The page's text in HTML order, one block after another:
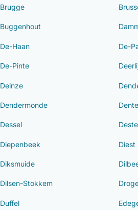
Brugge
Buggenhout
De-Haan De-
De-Pinte
Deinze
Dendermonde
Dessel
Diepenbeek Diest
Diksmuide
Dilsen-Stokkem
Duffel